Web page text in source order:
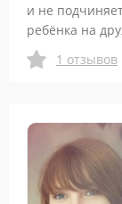
и не
ребёнка на
1 отзывов